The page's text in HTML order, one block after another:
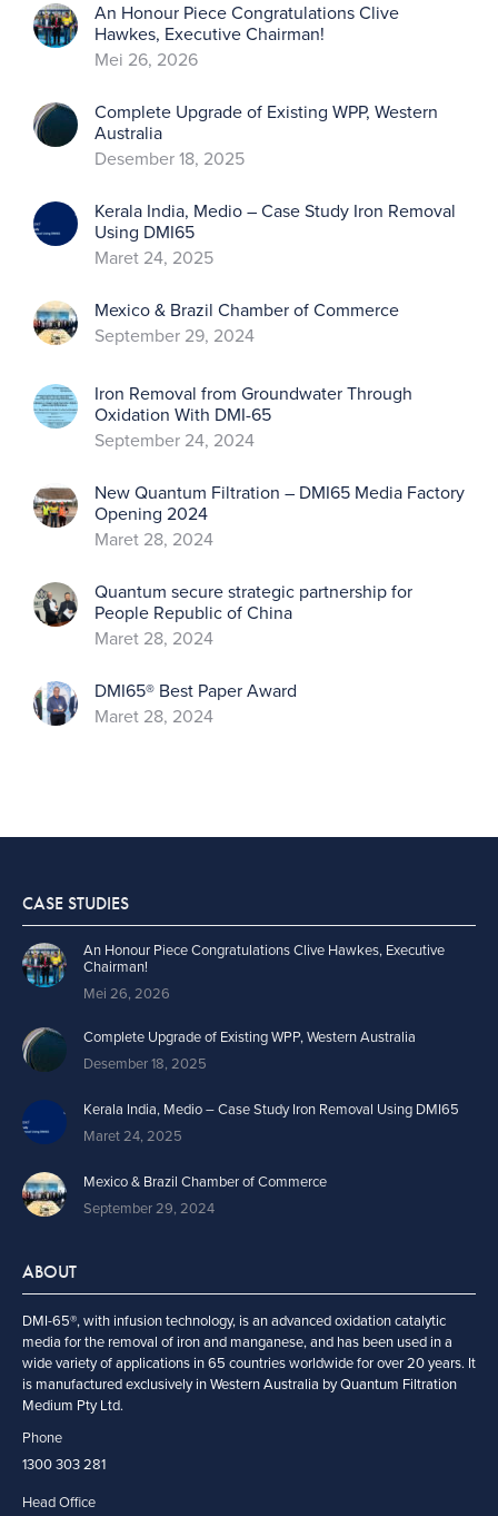
An Honour Piece Congratulations Clive
Hawkes, Executive Chairman!
Mei 26, 2026
Complete Upgrade of Existing WPP, Western
Australia
Desember 18, 2025
Kerala India, Medio – Case Study Iron Removal
Using DMI65
Maret 24, 2025
Mexico & Brazil Chamber of Commerce
September 29, 2024
Iron Removal from Groundwater Through
Oxidation With DMI-65
September 24, 2024
New Quantum Filtration – DMI65 Media Factory
Opening 2024
Maret 28, 2024
Quantum secure strategic partnership for
People Republic of China
Maret 28, 2024
DMI65® Best Paper Award
Maret 28, 2024
CASE STUDIES
An Honour Piece Congratulations Clive Hawkes, Executive
Chairman!
Mei 26, 2026
Complete Upgrade of Existing WPP, Western Australia
Desember 18, 2025
Kerala India, Medio – Case Study Iron Removal Using DMI65
Maret 24, 2025
Mexico & Brazil Chamber of Commerce
September 29, 2024
ABOUT
DMI-65®, with infusion technology, is an advanced oxidation catalytic
media for the removal of iron and manganese, and has been used in a
wide variety of applications in 65 countries worldwide for over 20 years. It
is manufactured exclusively in Western Australia by Quantum Filtration
Medium Pty Ltd.
Phone
1300 303 281
Head Office